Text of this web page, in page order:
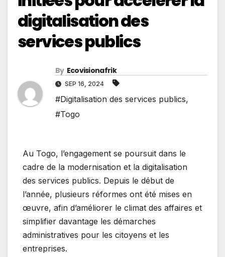
digitalisation des
services publics
By Ecovisionafrik
SEP 16, 2024
#Digitalisation des services publics,
#Togo
Au Togo, l’engagement se poursuit dans le
cadre de la modernisation et la digitalisation
des services publics. Depuis le début de
l’année, plusieurs réformes ont été mises en
œuvre, afin d’améliorer le climat des affaires et
simplifier davantage les démarches
administratives pour les citoyens et les
entreprises.